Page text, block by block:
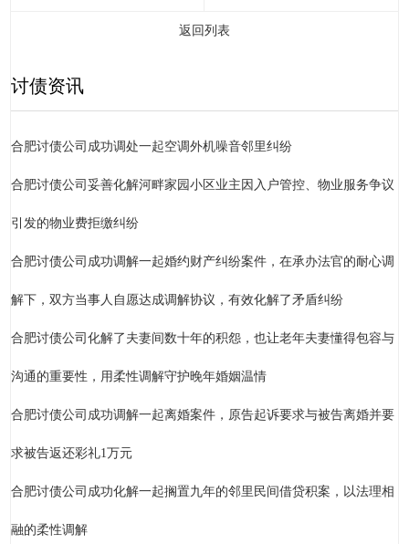
返回列表
讨债资讯
合肥讨债公司成功调处一起空调外机噪音邻里纠纷
合肥讨债公司妥善化解河畔家园小区业主因入户管控、物业服务争议
引发的物业费拒缴纠纷
合肥讨债公司成功调解一起婚约财产纠纷案件，在承办法官的耐心调
解下，双方当事人自愿达成调解协议，有效化解了矛盾纠纷
合肥讨债公司化解了夫妻间数十年的积怨，也让老年夫妻懂得包容与
沟通的重要性，用柔性调解守护晚年婚姻温情
合肥讨债公司成功调解一起离婚案件，原告起诉要求与被告离婚并要
求被告返还彩礼1万元
合肥讨债公司成功化解一起搁置九年的邻里民间借贷积案，以法理相
融的柔性调解